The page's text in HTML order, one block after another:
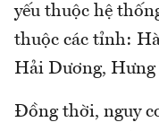
yếu thuộc hệ
thuộc các tỉnh:
Hải Dương,
Đồng thời, nguy